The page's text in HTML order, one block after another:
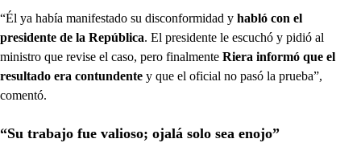
“Él ya había manifestado su disconformidad y habló con el
presidente de la República. El presidente le escuchó y pidió al
ministro que revise el caso, pero finalmente Riera informó que el
resultado era contundente y que el oficial no pasó la prueba”,
comentó.
“Su trabajo fue valioso; ojalá solo sea enojo”